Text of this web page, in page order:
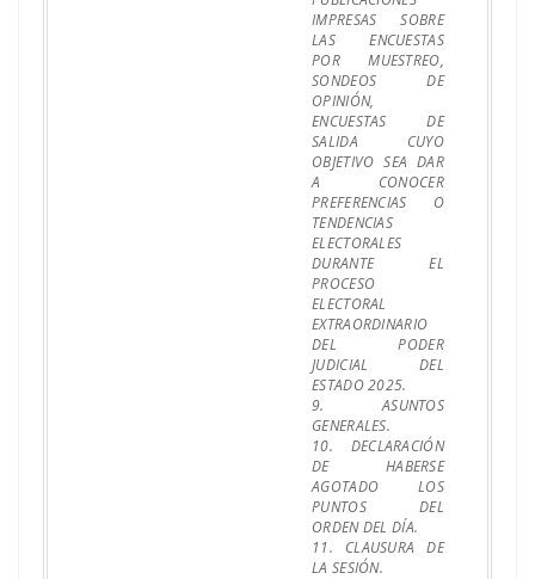
IMPRESAS SOBRE
LAS ENCUESTAS
POR MUESTREO,
SONDEOS DE
OPINIÓN,
ENCUESTAS DE
SALIDA CUYO
OBJETIVO SEA DAR
A CONOCER
PREFERENCIAS O
TENDENCIAS
ELECTORALES
DURANTE EL
PROCESO
ELECTORAL
EXTRAORDINARIO
DEL PODER
JUDICIAL DEL
ESTADO 2025.
9. ASUNTOS
GENERALES.
10. DECLARACIÓN
DE HABERSE
AGOTADO LOS
PUNTOS DEL
ORDEN DEL DÍA.
11. CLAUSURA DE
LA SESIÓN.